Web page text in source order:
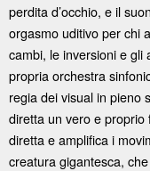
perdita d’occhio, e il
orgasmo uditivo per chi
cambi, le inversioni e gli
propria orchestra
regia dei visual in pieno
diretta un vero e proprio
diretta e amplifica i
creatura gigantesca,